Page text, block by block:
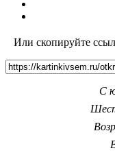
Или скопируйте
С